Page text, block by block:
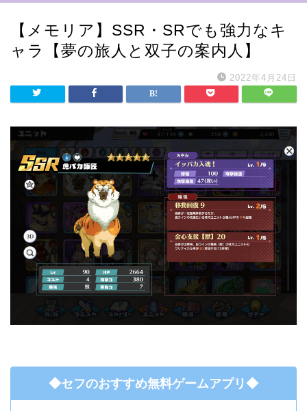
【メモリア】SSR・SRでも強力なキ
ャラ【夢の旅人と双子の案内人】
2022年4月24日
◆セフのおすすめ無料ゲームアプリ◆